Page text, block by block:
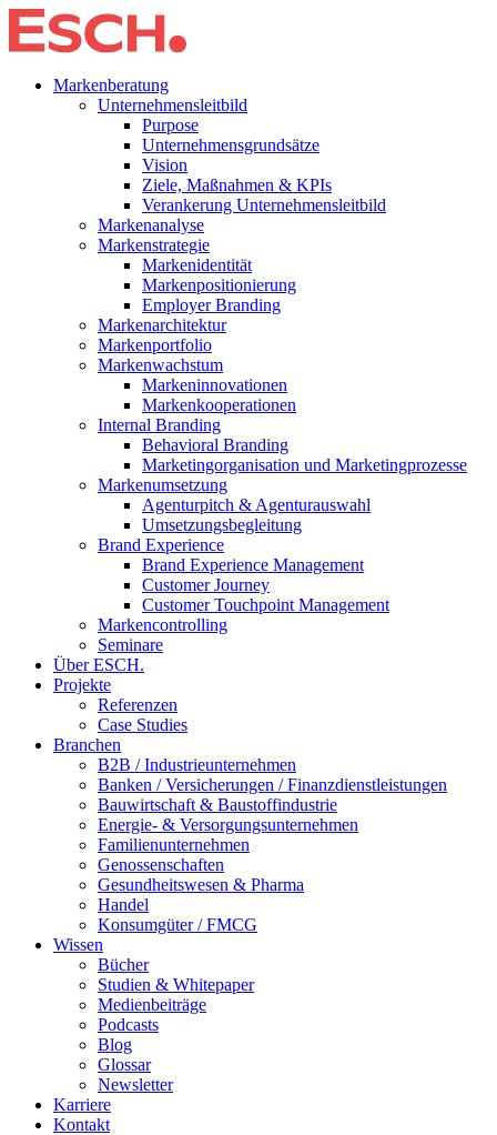
Markenberatung
Unternehmensleitbild
Purpose
Unternehmensgrundsätze
Vision
Ziele, Maßnahmen & KPIs
Verankerung Unternehmensleitbild
Markenanalyse
Markenstrategie
Markenidentität
Markenpositionierung
Employer Branding
Markenarchitektur
Markenportfolio
Markenwachstum
Markeninnovationen
Markenkooperationen
Internal Branding
Behavioral Branding
Marketingorganisation und Marketingprozesse
Markenumsetzung
Agenturpitch & Agenturauswahl
Umsetzungsbegleitung
Brand Experience
Brand Experience Management
Customer Journey
Customer Touchpoint Management
Markencontrolling
Seminare
Über ESCH.
Projekte
Referenzen
Case Studies
Branchen
B2B / Industrieunternehmen
Banken / Versicherungen / Finanzdienstleistungen
Bauwirtschaft & Baustoffindustrie
Energie- & Versorgungsunternehmen
Familienunternehmen
Genossenschaften
Gesundheitswesen & Pharma
Handel
Konsumgüter / FMCG
Wissen
Bücher
Studien & Whitepaper
Medienbeiträge
Podcasts
Blog
Glossar
Newsletter
Karriere
Kontakt